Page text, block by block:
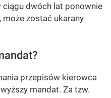
ciągu dwóch lat ponownie
może zostać ukarany
przepisów kierowca
mandat. Za tzw.